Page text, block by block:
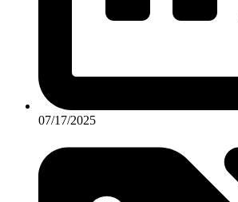
07/17/2025